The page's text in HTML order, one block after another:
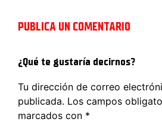
PUBLICA UN COMENTARIO
¿Qué te gustaría decirnos?
Tu dirección de correo
publicada. Los campos
marcados con *